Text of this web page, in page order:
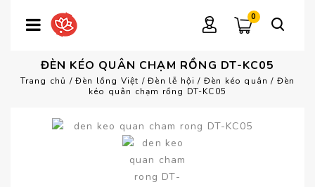
0
ĐÈN KÉO QUÂN CHẠM RỒNG DT-KC05
Trang chủ / Đèn lồng Việt /Đèn lễ hội / Đèn kéo quân / Đèn
kéo quân chạm rồng DT-KC05